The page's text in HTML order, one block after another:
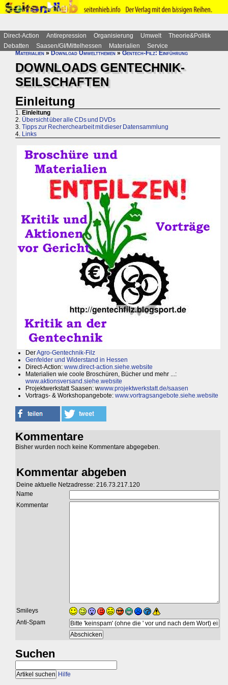
Direct-Action Antirepression Organisierung Umwelt
Theorie&Politik
Debatten
Saasen/GI/Mittelhessen Materialien
Service
Materialien»Download Umweltthemen»Gentech-Filz: Einführung
DOWNLOADS GENTECHNIK-
SEILSCHAFTEN
Einleitung
1. Einleitung
2. Übersicht über alle CDs und DVDs
3. Tipps zur Recherchearbeit mit dieser Datensammlung
4. Links
DerAgro-Gentechnik-Filz
Genfelder und Widerstand in Hessen
Direct-Action: www.direct-action.siehe.website
Materialien wie coole Broschüren, Bücher und mehr ...:
www.aktionsversand.siehe.website
Projektwerkstatt Saasen: wwww.projektwerkstatt.de/saasen
Vortrags- & Workshopangebote: www.vortragsangebote.siehe.website
Kommentare
Bisher wurden noch keine Kommentare abgegeben.
Kommentar abgeben
Deine aktuelle Netzadresse: 216.73.217.120
Name
Kommentar
Smileys
Anti-Spam
Suchen
Hilfe